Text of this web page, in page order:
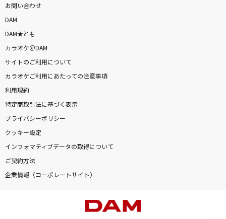
お問い合わせ
DAM
DAM★とも
カラオケ＠DAM
サイトのご利用について
カラオケご利用にあたっての注意事項
利用規約
特定商取引法に基づく表示
プライバシーポリシー
クッキー設定
インフォマティブデータの取得について
ご契約方法
企業情報（コーポレートサイト）